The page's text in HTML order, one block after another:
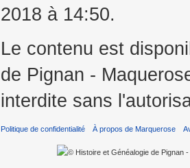
2018 à 14:50.
Le contenu est
de Pignan -
interdite sans
Politique de confidentialité À propos de Marquerose